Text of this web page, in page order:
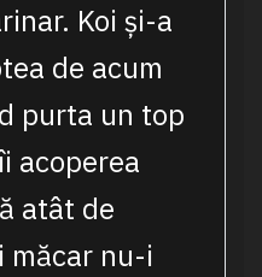
Koi și-a
de acum
purta un top
acoperea
atât de
măcar nu-i